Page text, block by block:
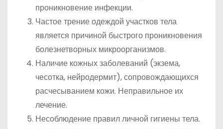
проникновение инфекции.
Частое трение одеждой участков тела
является причиной быстрого проникновения
болезнетворных микроорганизмов.
Наличие кожных заболеваний (экзема,
чесотка, нейродермит), сопровождающихся
расчесыванием кожи. Неправильное их
лечение.
Несоблюдение правил личной гигиены тела.